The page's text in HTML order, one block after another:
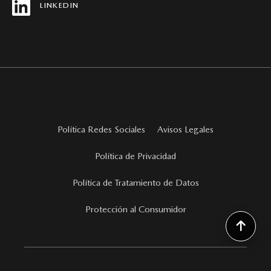
LINKEDIN
Política Redes Sociales Avisos Legales
Política de Privacidad
Política de Tratamiento de Datos
Protección al Consumidor